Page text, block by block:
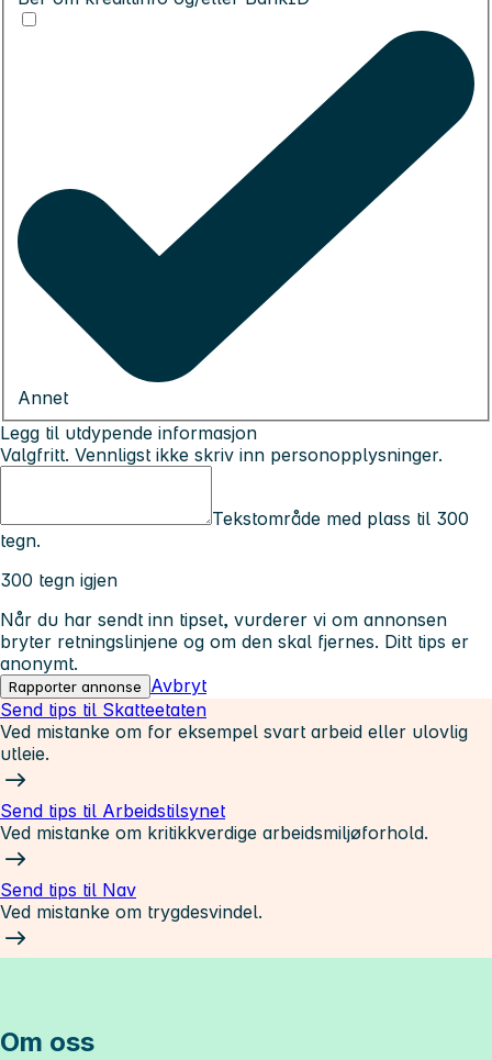
Annet
Legg til utdypende informasjon
Valgfritt. Vennligst ikke skriv inn personopplysninger.
Tekstområde med plass til 300
tegn.
300 tegn igjen
Når du har sendt inn tipset, vurderer vi om annonsen
bryter retningslinjene og om den skal fjernes. Ditt tips er
anonymt.
Rapporter annonse
Avbryt
Send tips til Skatteetaten
Ved mistanke om for eksempel svart arbeid eller ulovlig
utleie.
Send tips til Arbeidstilsynet
Ved mistanke om kritikkverdige arbeidsmiljøforhold.
Send tips til Nav
Ved mistanke om trygdesvindel.
Om oss